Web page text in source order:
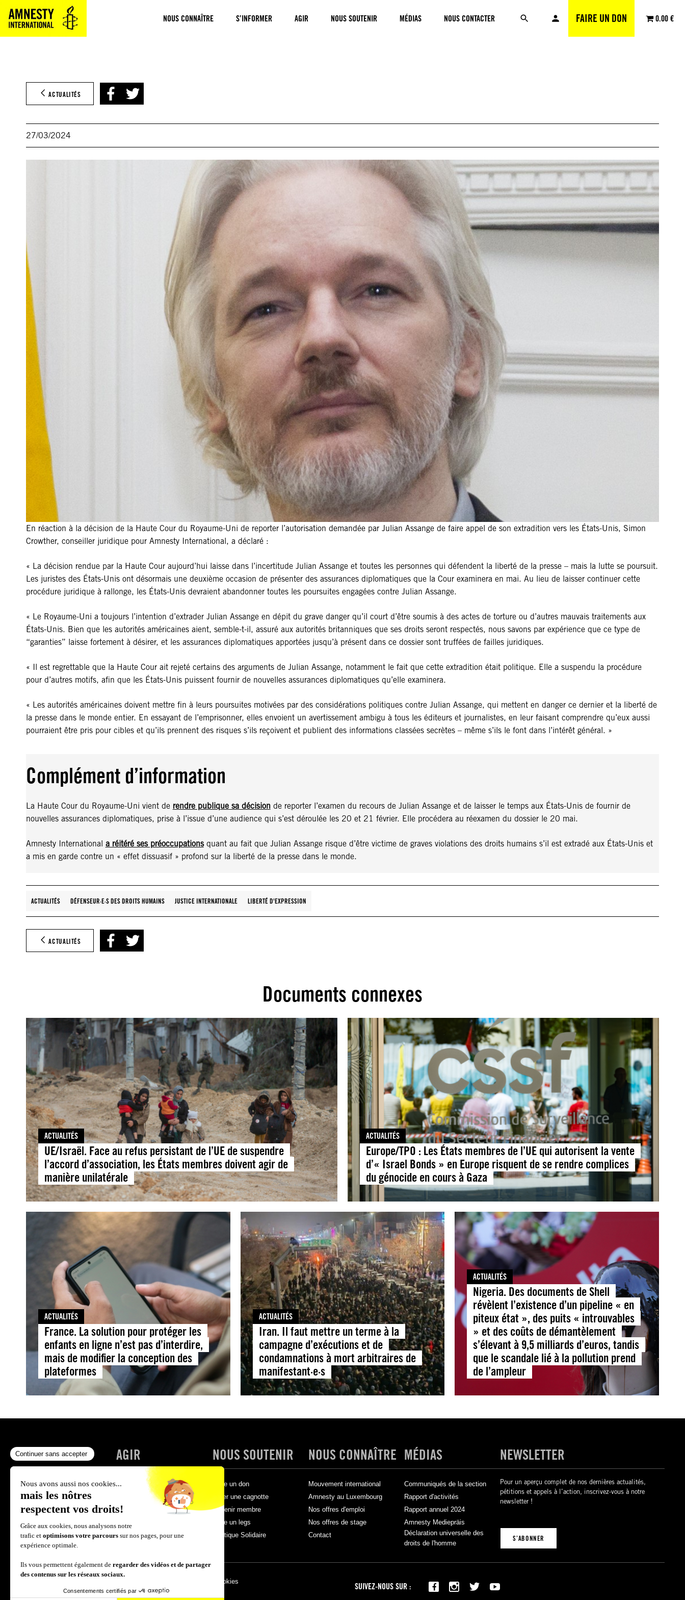
NOUS CONNAÎTRE S’INFORMER AGIR NOUS SOUTENIR MÉDIAS NOUS CONTACTER FAIRE UN DON 0.00 €
Aller
contenu
ACTUALITÉS
27/03/2024
En réaction à la décision de la Haute Cour du Royaume-Uni de reporter l’autorisation demandée par Julian Assange de faire appel de son extradition vers les États-Unis, Simon
Crowther, conseiller juridique pour Amnesty International, a déclaré :
« La décision rendue par la Haute Cour aujourd’hui laisse dans l’incertitude Julian Assange et toutes les personnes qui défendent la liberté de la presse – mais la lutte se poursuit.
Les juristes des États-Unis ont désormais une deuxième occasion de présenter des assurances diplomatiques que la Cour examinera en mai. Au lieu de laisser continuer cette
procédure juridique à rallonge, les États-Unis devraient abandonner toutes les poursuites engagées contre Julian Assange.
« Le Royaume-Uni a toujours l’intention d’extrader Julian Assange en dépit du grave danger qu’il court d’être soumis à des actes de torture ou d’autres mauvais traitements aux
États-Unis. Bien que les autorités américaines aient, semble-t-il, assuré aux autorités britanniques que ses droits seront respectés, nous savons par expérience que ce type de
“garanties” laisse fortement à désirer, et les assurances diplomatiques apportées jusqu’à présent dans ce dossier sont truffées de failles juridiques.
« Il est regrettable que la Haute Cour ait rejeté certains des arguments de Julian Assange, notamment le fait que cette extradition était politique. Elle a suspendu la procédure
pour d’autres motifs, afin que les États-Unis puissent fournir de nouvelles assurances diplomatiques qu’elle examinera.
« Les autorités américaines doivent mettre fin à leurs poursuites motivées par des considérations politiques contre Julian Assange, qui mettent en danger ce dernier et la liberté de
la presse dans le monde entier. En essayant de l’emprisonner, elles envoient un avertissement ambigu à tous les éditeurs et journalistes, en leur faisant comprendre qu’eux aussi
pourraient être pris pour cibles et qu’ils prennent des risques s’ils reçoivent et publient des informations classées secrètes – même s’ils le font dans l’intérêt général. »
Complément d’information
La Haute Cour du Royaume-Uni vient de rendre publique sa décisionde reporter l’examen du recours de Julian Assange et de laisser le temps aux États-Unis de fournir de
nouvelles assurances diplomatiques, prise à l’issue d’une audience qui s’est déroulée les 20 et 21 février. Elle procédera au réexamen du dossier le 20 mai.
Amnesty International a réitéré ses préoccupationsquant au fait que Julian Assange risque d’être victime de graves violations des droits humains s’il est extradé aux États-Unis et
a mis en garde contre un « effet dissuasif » profond sur la liberté de la presse dans le monde.
ACTUALITÉS DÉFENSEUR·E·S DES DROITS HUMAINS JUSTICE INTERNATIONALE LIBERTÉ D'EXPRESSION
ACTUALITÉS
Documents connexes
ACTUALITÉS
UE/Israël. Face au refus persistant de l’UE de suspendre
l’accord d’association, les États membres doivent agir de
manière unilatérale
ACTUALITÉS
Europe/TPO : Les États membres de l’UE qui autorisent la vente
d’« Israel Bonds » en Europe risquent de se rendre complices
du génocide en cours à Gaza
ACTUALITÉS
France. La solution pour protéger les
enfants en ligne n’est pas d’interdire,
mais de modifier la conception des
plateformes
ACTUALITÉS
Iran. Il faut mettre un terme à la
campagne d’exécutions et de
condamnations à mort arbitraires de
manifestant·e·s
ACTUALITÉS
Nigeria. Des documents de Shell
révèlent l’existence d’un pipeline « en
piteux état », des puits « introuvables
» et des coûts de démantèlement
s’élevant à 9,5 milliards d’euros, tandis
que le scandale lié à la pollution prend
de l’ampleur
NOS COMBATS
Actualités
Événements
Victoires
Protect the protest
AGIR
Write for Rights '25
Nos pétitions
S’engager
NOUS SOUTENIR
Faire un don
Créer une cagnotte
Devenir membre
Faire un legs
Boutique Solidaire
NOUS CONNAÎTRE
Mouvement international
Amnesty au Luxembourg
Nos offres d'emploi
Nos offres de stage
Contact
MÉDIAS
Communiqués de la section
Rapport d'activités
Rapport annuel 2024
Amnesty Mediepräis
Déclaration universelle des
droits de l'homme
NEWSLETTER
Pour un aperçu complet de nos dernières actualités,
pétitions et appels à l’action, inscrivez-vous à notre
newsletter !
S’ABONNER
Politique des cookies
Conditions générales de vente
SUIVEZ-NOUS SUR :